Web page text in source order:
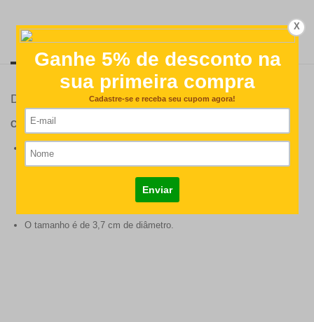
Descrição Modo de Aplicação Observações
Detalhes
CONTEÚDO DO PRODUTO
Contêm 14 etiquetas na cartela, sendo:
O tamanho é de 3,7 cm de diâmetro.
X